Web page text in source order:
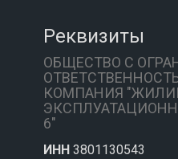
Реквизиты
ОБЩЕСТВО С
КОМПАНИЯ
6"
ИНН 3801130543